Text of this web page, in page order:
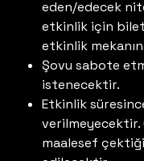
eden/edecek
etkinlik için
etkinlik
Şovu sabote
istenecektir.
Etkinlik
verilmeyecektir.
maalesef